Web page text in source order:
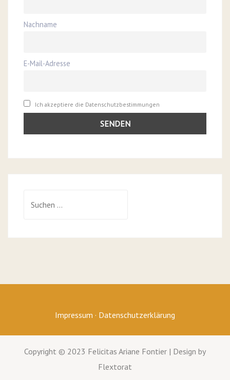
Nachname
E-Mail-Adresse
Ich akzeptiere die Datenschutzbestimmungen
Impressum · Datenschutzerklärung
Copyright © 2023 Felicitas Ariane Fontier | Design by
Flextorat